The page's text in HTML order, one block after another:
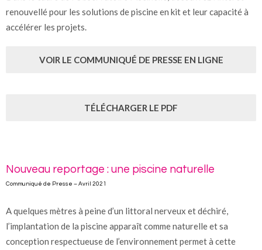
renouvellé pour les solutions de piscine en kit et leur capacité à
accélérer les projets.
VOIR LE COMMUNIQUÉ DE PRESSE EN LIGNE
TÉLÉCHARGER LE PDF
Nouveau reportage : une piscine naturelle
Communiqué de Presse – Avril 2021
A quelques mètres à peine d’un littoral nerveux et déchiré,
l’implantation de la piscine apparaît comme naturelle et sa
conception respectueuse de l’environnement permet à cette